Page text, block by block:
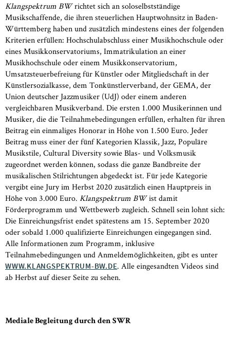
Klangspektrum BWrichtet sich an soloselbstständige
Musikschaffende, die ihren steuerlichen Hauptwohnsitz in Baden-
Württemberg haben und zusätzlich mindestens eines der folgenden
Kriterien erfüllen: Hochschulabschluss einer Musikhochschule oder
eines Musikkonservatoriums, Immatrikulation an einer
Musikhochschule oder einem Musikkonservatorium,
Umsatzsteuerbefreiung für Künstler oder Mitgliedschaft in der
Künstlersozialkasse, dem Tonkünstlerverband, der GEMA, der
Union deutscher Jazzmusiker (UdJ) oder einem anderen
vergleichbaren Musikverband. Die ersten 1.000 Musikerinnen und
Musiker, die die Teilnahmebedingungen erfüllen, erhalten für ihren
Beitrag ein einmaliges Honorar in Höhe von 1.500 Euro. Jeder
Beitrag muss einer der fünf Kategorien Klassik, Jazz, Populäre
Musikstile, Cultural Diversity sowie Blas- und Volksmusik
zugeordnet werden können, sodass die ganze Bandbreite der
musikalischen Stilrichtungen abgedeckt ist. Für jede Kategorie
vergibt eine Jury im Herbst 2020 zusätzlich einen Hauptpreis in
Höhe von 3.000 Euro. Klangspektrum BWist damit
Förderprogramm und Wettbewerb zugleich. Schnell sein lohnt sich:
Die Einreichungsfrist endet spätestens am 15. September 2020
oder sobald 1.000 qualifizierte Einreichungen eingegangen sind.
Alle Informationen zum Programm, inklusive
Teilnahmebedingungen und Anmeldemöglichkeiten, gibt es unter
WWW.KLANGSPEKTRUM-BW.DE. Alle eingesandten Videos sind
ab Herbst auf dieser Seite zu sehen.
Mediale Begleitung durch den SWR